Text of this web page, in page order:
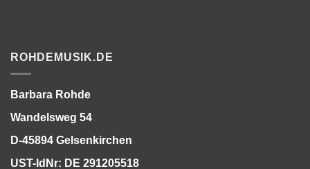
ROHDEMUSIK.DE
Barbara Rohde
Wandelsweg 54
D-45894 Gelsenkirchen
UST-IdNr: DE 291205518